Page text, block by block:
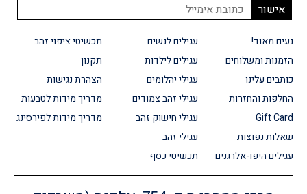
נעים מאוד!
הזמנות ומשלוחים
כותבים עלינו
החלפות והחזרות
Gift Card
שאלות נפוצות
עגילים היפו-אלרגנים
עגילים לנשים
עגילים לילדות
עגילי יהלומים
עגילי זהב צמודים
עגילי חישוק זהב
עגילי זהב
תכשיטי כסף
תכשיטי ציפוי זהב
תקנון
הצהרת נגישות
מדריך מידות לטבעות
מדריך מידות לפירסינג